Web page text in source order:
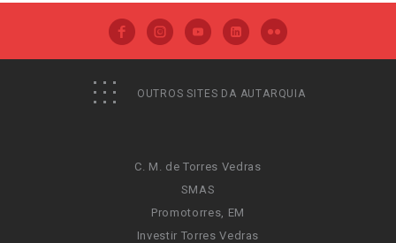
OUTROS SITES DA AUTARQUIA
C. M. de Torres Vedras
SMAS
Promotorres, EM
Investir Torres Vedras